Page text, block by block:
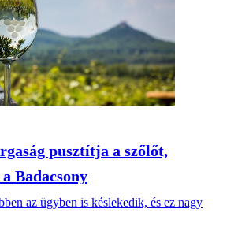
pusztítja a szőlőt,
Badacsony
az ügyben is késlekedik, és ez nagy